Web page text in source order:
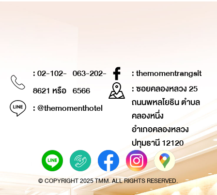
: 02-102-
8621 หรือ
063-202-
6566
: @themomenthotel
: themomentrangsit
: ซอยคลองหลวง 25
ถนนพหลโยธิน ตำบล
คลองหนึ่ง
อำเภอคลองหลวง
ปทุมธานี 12120
© COPYRIGHT 2025 TMM. ALL RIGHTS RESERVED.